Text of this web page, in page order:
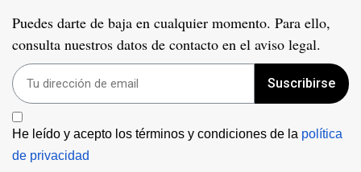
Puedes darte de baja en cualquier momento. Para ello,
consulta nuestros datos de contacto en el aviso legal.
Suscribirse
He leído y acepto los términos y condiciones de la política
de privacidad